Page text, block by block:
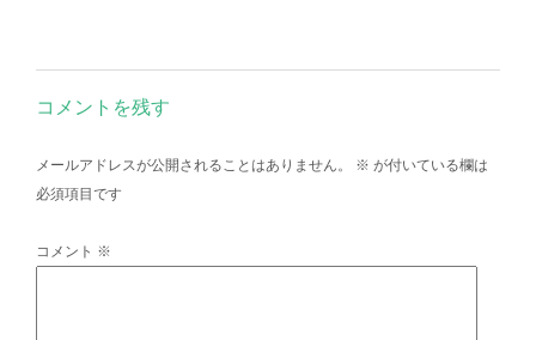
コメントを残す
メールアドレスが公開されることはありません。 ※ が付いている欄は
必須項目です
コメント ※